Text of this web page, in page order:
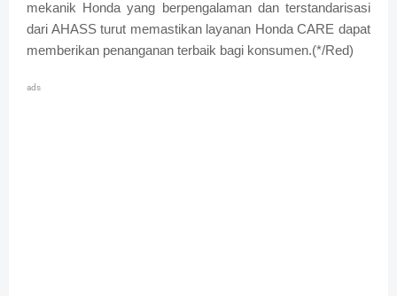
mekanik Honda yang berpengalaman dan terstandarisasi
dari AHASS turut memastikan layanan Honda CARE dapat
memberikan penanganan terbaik bagi konsumen.(*/Red)
ads